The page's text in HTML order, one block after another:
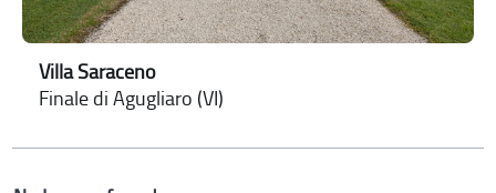
Villa Saraceno
Finale di Agugliaro (VI)